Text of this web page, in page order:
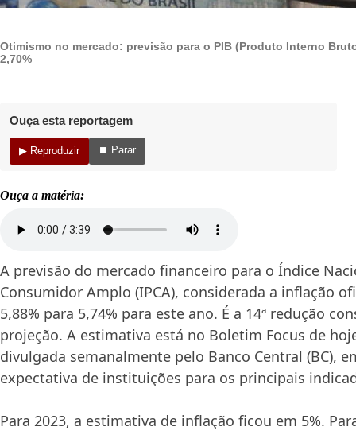
Otimismo no mercado: previsão para o PIB (Produto Interno
2,70%
Ouça esta reportagem
▶ Reproduzir ⏹ Parar
Ouça a matéria:
A previsão do mercado financeiro para o Índice
Consumidor Amplo (IPCA), considerada a inflação
5,88% para 5,74% para este ano. É a 14ª redução
projeção. A estimativa está no Boletim Focus de
divulgada semanalmente pelo Banco Central (BC),
expectativa de instituições para os principais
Para 2023, a estimativa de inflação ficou em 5%.